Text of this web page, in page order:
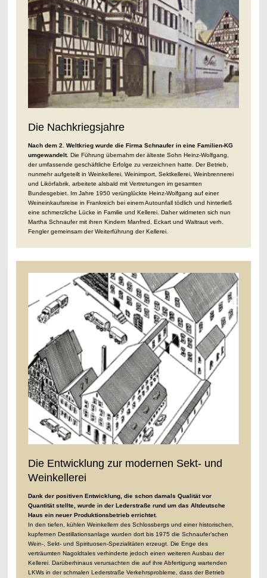
Die Nachkriegsjahre
Nach dem 2. Weltkrieg wurde die Firma Schnaufer in eine Familien-KG
umgewandelt. Die Führung übernahm der älteste Sohn Heinz-Wolfgang,
der umfassende geschäftliche Erfolge zu verzeichnen hatte. Der Betrieb,
nunmehr aufgeteilt in Weinkellerei, Weinimport, Sektkellerei, Weinbrennerei
und Likörfabrik, arbeitete alsbald mit Vertretungen im gesamten
Bundesgebiet.
Im Jahre 1950 verünglückte Heinz-Wolfgang auf einer
Weineinkaufsreise in Frankreich bei einem Autounfall tödlich und hinterließ
eine schmerzliche Lücke in Familie und Kellerei. Daher widmeten sich nun
Martha Schnaufer mit ihren Kindern Manfred, Eckart und Waltraut verh.
Fengler gemeinsam der Weiterführung der Kellerei.
Die Entwicklung zur modernen Sekt- und
Weinkellerei
Dank der positiven Entwicklung, die schon damals Qualität vor
Quantität stellte, wurde in der Lederstraße rund um das Altdeutsche
Haus ein neuer Produktionsbetrieb errichtet.
In den tiefen, kühlen Weinkellern des Schlossbergs und einer historischen,
kupfernen Destillationsanlage wurden dort bis 1975 die Schnaufer’schen
Wein-, Sekt- und Spirituosen-Spezialitäten erzeugt. Die Enge des
verträumten Nagoldtales verhinderte jedoch einen weiteren Ausbau der
Kellerei. Darüberhinaus verursachten die auf ihre Abfertigung wartenden
LKWs in der schmalen Lederstraße Verkehrsprobleme, dass der Betrieb